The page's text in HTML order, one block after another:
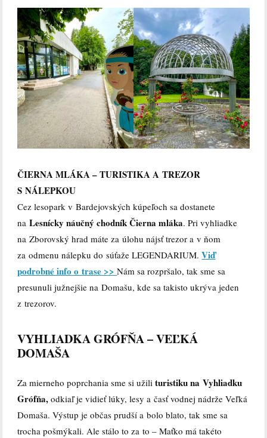
ČIERNA MLÁKA – TURISTIKA A TREZOR
S NÁLEPKOU
Cez lesopark v Bardejovských kúpeľoch sa dostanete
naLesnícky náučný chodník Čierna mláka. Pri vyhliadke
na Zborovský hrad máte za úlohu nájsť trezor a v ňom
za odmenu nálepku do súťaže LEGENDARIUM.Viď
podrobné info o trase >>Nám sa rozpršalo, tak sme sa
presunuli južnejšie na Domašu, kde sa takisto ukrýva jeden
z trezorov.
VYHLIADKA GRÓFŇA – VEĽKÁ
DOMAŠA
Za mierneho poprchania sme si užilituristiku na Vyhliadku
Grófňa, odkiaľ je vidieť lúky, lesy a časť vodnej nádrže Veľká
Domaša. Výstup je občas prudší a bolo blato, tak sme sa
trocha pošmýkali. Ale stálo to za to – Maťko má takéto